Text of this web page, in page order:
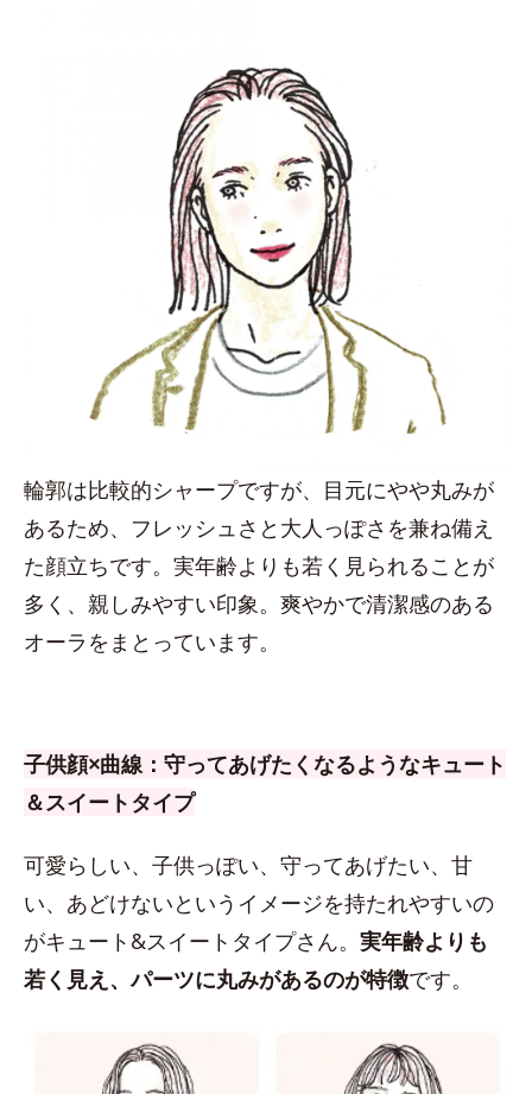
輪郭は比較的シャープですが、目元にやや丸みが
あるため、フレッシュさと大人っぽさを兼ね備え
た顔立ちです。実年齢よりも若く見られることが
多く、親しみやすい印象。爽やかで清潔感のある
オーラをまとっています。
子供顔×曲線：守ってあげたくなるようなキュート
＆スイートタイプ
可愛らしい、子供っぽい、守ってあげたい、甘
い、あどけないというイメージを持たれやすいの
がキュート&スイートタイプさん。 実年齢よりも
若く見え、パーツに丸みがあるのが特徴です。